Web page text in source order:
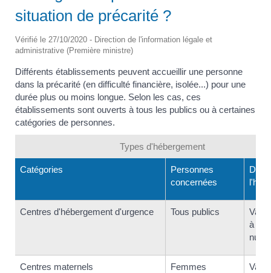
situation de précarité ?
Vérifié le 27/10/2020 - Direction de l'information légale et
administrative (Première ministre)
Différents établissements peuvent accueillir une personne
dans la précarité (en difficulté financière, isolée...) pour une
durée plus ou moins longue. Selon les cas, ces
établissements sont ouverts à tous les publics ou à certaines
catégories de personnes.
Types d'hébergement
Catégories
Personnes
concernées
Centres d'hébergement d'urgence Tous publics
à
nuits)
Centres maternels
Femmes